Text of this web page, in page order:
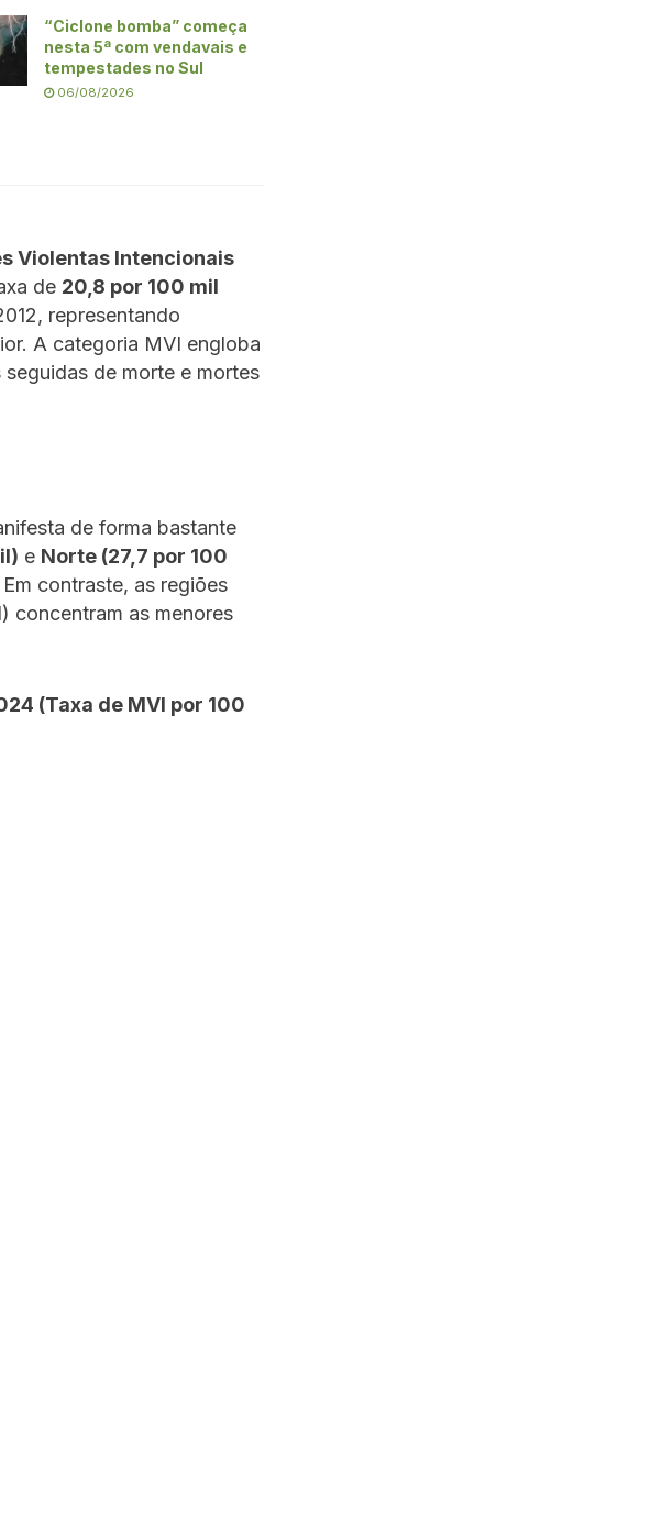
“Ciclone bomba” começa
nesta 5ª com vendavais e
tempestades no Sul
06/08/2026
Violentas Intencionais
de 20,8 por 100 mil
representando
A categoria MVI engloba
de morte e mortes
de forma bastante
e Norte (27,7 por 100
contraste, as regiões
concentram as menores
(Taxa de MVI por 100